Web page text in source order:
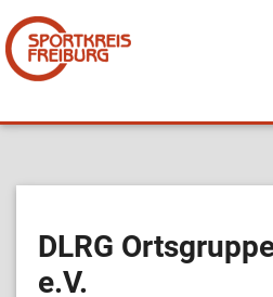
Mitglied werden!
DLRG
e.V.